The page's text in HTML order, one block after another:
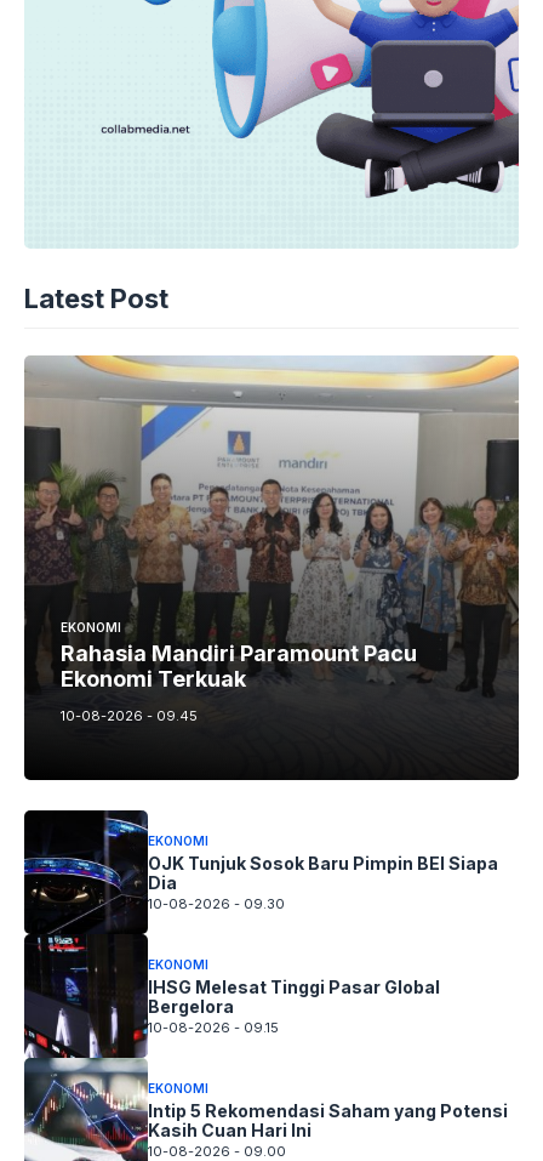
Latest Post
EKONOMI
Rahasia Mandiri Paramount Pacu
Ekonomi Terkuak
10-08-2026 - 09.45
EKONOMI
OJK Tunjuk Sosok Baru Pimpin BEI Siapa
Dia
10-08-2026 - 09.30
EKONOMI
IHSG Melesat Tinggi Pasar Global
Bergelora
10-08-2026 - 09.15
EKONOMI
Intip 5 Rekomendasi Saham yang Potensi
Kasih Cuan Hari Ini
10-08-2026 - 09.00